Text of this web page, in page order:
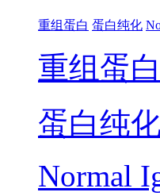
重组蛋白 蛋白纯化
重组蛋白
蛋白纯
Normal